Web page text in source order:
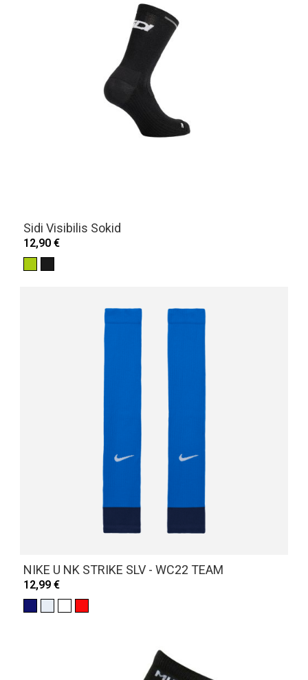
Sidi Visibilis Sokid
12,90 €
NIKE U NK STRIKE SLV - WC22 TEAM
12,99 €